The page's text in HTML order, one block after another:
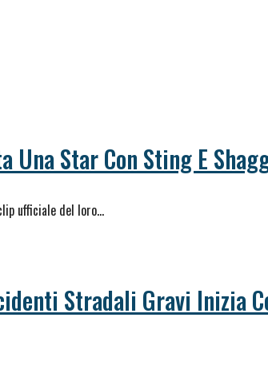
Una Star Con Sting E
ufficiale del loro…
Stradali Gravi Inizia